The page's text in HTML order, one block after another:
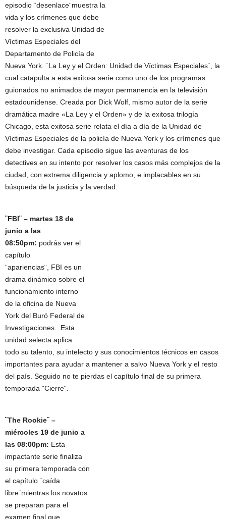
episodio ¨desenlace¨muestra la
vida y los crímenes que debe
resolver la exclusiva Unidad de
Víctimas Especiales del
Departamento de Policía de
Nueva York. ¨La Ley y el Orden: Unidad de Víctimas Especiales¨, la
cual catapulta a esta exitosa serie como uno de los programas
guionados no animados de mayor permanencia en la televisión
estadounidense. Creada por Dick Wolf, mismo autor de la serie
dramática madre «La Ley y el Orden» y de la exitosa trilogía
Chicago, esta exitosa serie relata el día a día de la Unidad de
Víctimas Especiales de la policía de Nueva York y los crímenes que
debe investigar. Cada episodio sigue las aventuras de los
detectives en su intento por resolver los casos más complejos de la
ciudad, con extrema diligencia y aplomo, e implacables en su
búsqueda de la justicia y la verdad.
¨FBI¨ – martes 18 de
junio a las
08:50pm: podrás ver el
capítulo
¨apariencias¨, FBI es un
drama dinámico sobre el
funcionamiento interno
de la oficina de Nueva
York del Buró Federal de
Investigaciones. Esta
unidad selecta aplica
todo su talento, su intelecto y sus conocimientos técnicos en casos
importantes para ayudar a mantener a salvo Nueva York y el resto
del país. Seguido no te pierdas el capítulo final de su primera
temporada ¨Cierre¨.
¨The Rookie¨ –
miércoles 19 de junio a
las 08:00pm: Esta
impactante serie finaliza
su primera temporada con
el capítulo ¨caída
libre¨mientras los novatos
se preparan para el
examen final que